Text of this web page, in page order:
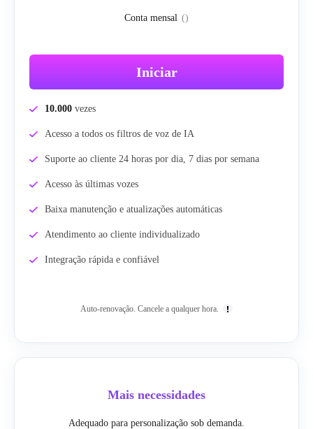
Conta mensal ()
Iniciar
10.000 vezes
Acesso a todos os filtros de voz de IA
Suporte ao cliente 24 horas por dia, 7 dias por semana
Acesso às últimas vozes
Baixa manutenção e atualizações automáticas
Atendimento ao cliente individualizado
Integração rápida e confiável
Auto-renovação. Cancele a qualquer hora.
Mais necessidades
Adequado para personalização sob demanda.